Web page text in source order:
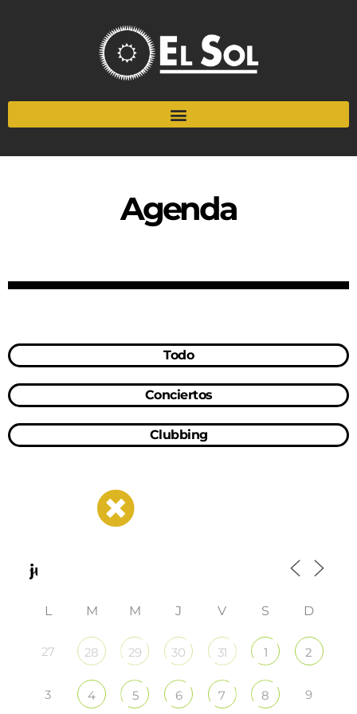
Agenda
Todo
Conciertos
Clubbing
L M M J V S D
27 28 29 30 31 1 2
3 4 5 6 7 8 9